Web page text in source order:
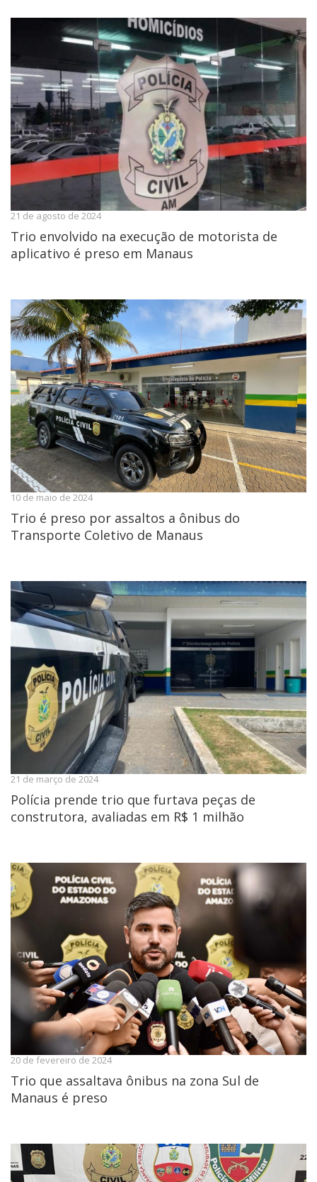
21 de agosto de 2024
Trio envolvido na execução de motorista de
aplicativo é preso em Manaus
10 de maio de 2024
Trio é preso por assaltos a ônibus do
Transporte Coletivo de Manaus
21 de março de 2024
Polícia prende trio que furtava peças de
construtora, avaliadas em R$ 1 milhão
20 de fevereiro de 2024
Trio que assaltava ônibus na zona Sul de
Manaus é preso